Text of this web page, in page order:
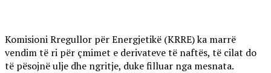
Komisioni Rregullor për Energjetikë (KRRE) ka marrë
vendim të ri për çmimet e derivateve të naftës, të cilat do
të pësojnë ulje dhe ngritje, duke filluar nga mesnata.